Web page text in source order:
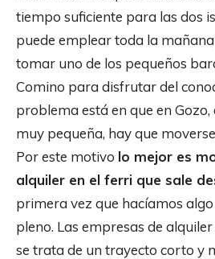
tiempo suficiente para las dos
puede emplear toda la
tomar uno de los pequeños
Comino para disfrutar del
problema está en que en Gozo,
muy pequeña, hay que
Por este motivo lo mejor es
alquiler en el ferri que sale
primera vez que hacíamos
pleno. Las empresas de
se trata de un trayecto corto y